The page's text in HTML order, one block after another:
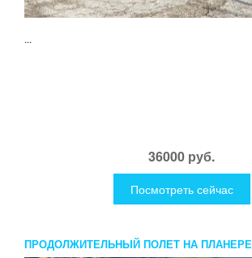
...
36000 руб.
Посмотреть сейчас
ПРОДОЛЖИТЕЛЬНЫЙ ПОЛЕТ НА ПЛАНЕРЕ